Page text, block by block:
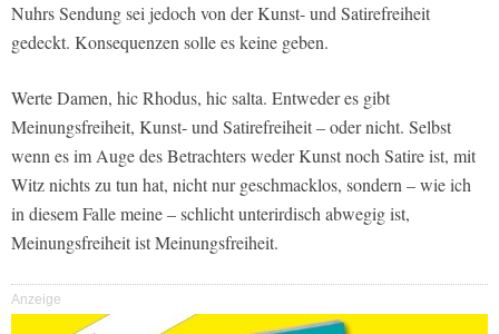
Nuhrs Sendung sei jedoch von der Kunst- und Satirefreiheit
gedeckt. Konsequenzen solle es keine geben.
Werte Damen, hic Rhodus, hic salta. Entweder es gibt
Meinungsfreiheit, Kunst- und Satirefreiheit – oder nicht. Selbst
wenn es im Auge des Betrachters weder Kunst noch Satire ist, mit
Witz nichts zu tun hat, nicht nur geschmacklos, sondern – wie ich
in diesem Falle meine – schlicht unterirdisch abwegig ist,
Meinungsfreiheit ist Meinungsfreiheit.
Anzeige